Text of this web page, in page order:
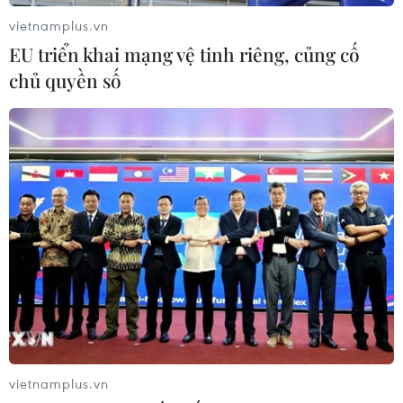
Nga không chấp nhận điều kiện của Mỹ để
gia hạn New START
14/10/2020 02:37
Mỹ đã yêu cầu Nga giữ nguyên kho vũ khí hạt nhân
vietnamplus.vn
EU triển khai mạng vệ tinh riêng, củng cố
chủ quyền số
vietnamplus.vn